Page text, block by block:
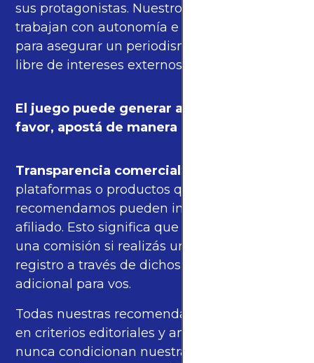
sus protagonistas. Nuestros periodistas
trabajan con autonomía e independencia
para asegurar un periodismo de calidad,
libre de intereses externos.
El juego puede generar adicción. Por
favor, apostá de manera responsable.
Transparencia comercial: algunas de las
plataformas o productos que
recomendamos pueden incluir enlaces de
afiliado. Esto significa que podríamos recibir
una comisión si realizás una compra o
registro a través de dichos enlaces, sin costo
adicional para vos.
Todas nuestras recomendaciones se basan
en criterios editoriales y análisis propios, y
nunca condicionan nuestras opiniones ni